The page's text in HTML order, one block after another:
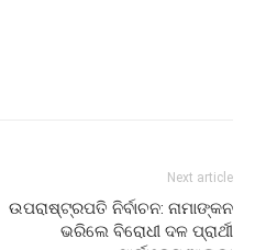
Next article
ଉପରାଷ୍ଟ୍ରପତି ନିର୍ବାଚନ: ନାମାଙ୍କନ
ଭରିଲେ ବିରୋଧୀ ଦଳ ପ୍ରାର୍ଥୀ